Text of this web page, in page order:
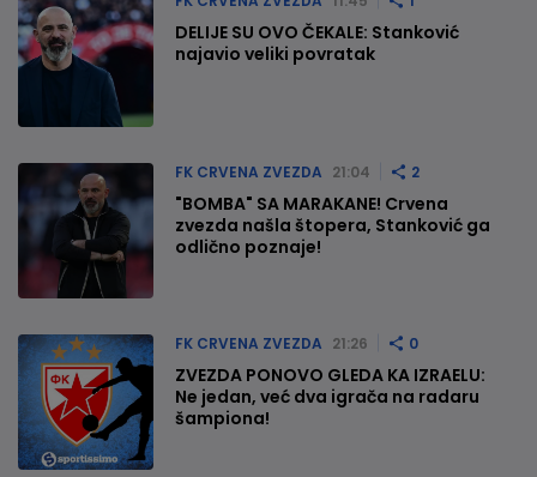
DELIJE SU OVO ČEKALE: Stanković
najavio veliki povratak
FK CRVENA ZVEZDA 21:04 2
"BOMBA" SA MARAKANE! Crvena
zvezda našla štopera, Stanković ga
odlično poznaje!
FK CRVENA ZVEZDA 21:26 0
ZVEZDA PONOVO GLEDA KA IZRAELU:
Ne jedan, već dva igrača na radaru
šampiona!